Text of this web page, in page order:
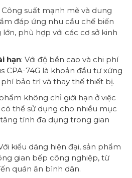
Công suất mạnh mẽ và dung
đáp ứng nhu cầu chế biến
phù hợp với các cơ sở kinh
hạn: Với độ bền cao và chi phí
CPA-74G là khoản đầu tư xứng
bảo trì và thay thế thiết bị.
không chỉ giới hạn ở việc
thể sử dụng cho nhiều mục
tính đa dụng trong gian
kiểu dáng hiện đại, sản phẩm
gian bếp công nghiệp, từ
quán ăn bình dân.